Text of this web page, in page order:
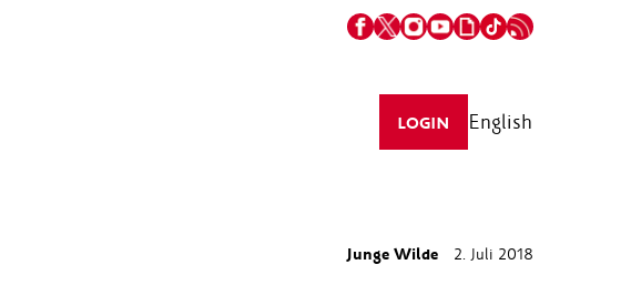
LOGIN English
Junge Wilde 2. Juli 2018